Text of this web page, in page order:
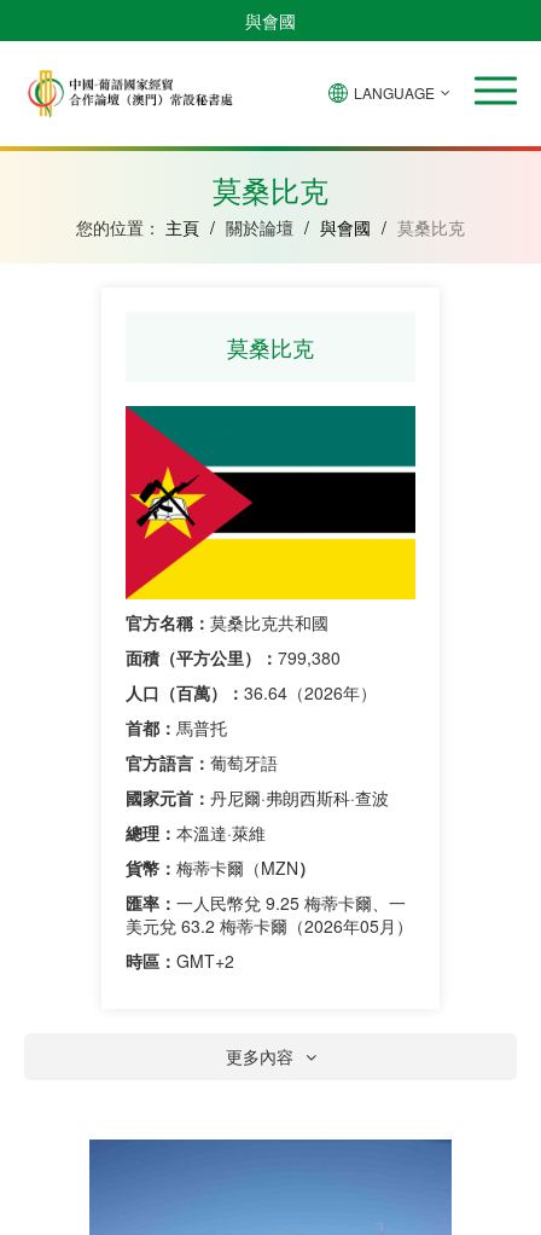
與會國
安
比
紹
內
亞
林
LANGUAGE
莫桑比克
您的位置： 主頁 / 關於論壇 / 與會國 / 莫桑比克
莫桑比克
官方名稱： 莫桑比克共和國
面積（平方公里）： 799,380
人口（百萬）： 36.64（2026年）
首都： 馬普托
官方語言： 葡萄牙語
國家元首： 丹尼爾·弗朗西斯科·查波
總理： 本溫達·萊維
貨幣： 梅蒂卡爾（MZN）
匯率： 一人民幣兌 9.25 梅蒂卡爾、一
美元兌 63.2 梅蒂卡爾（2026年05月）
時區： GMT+2
更多內容